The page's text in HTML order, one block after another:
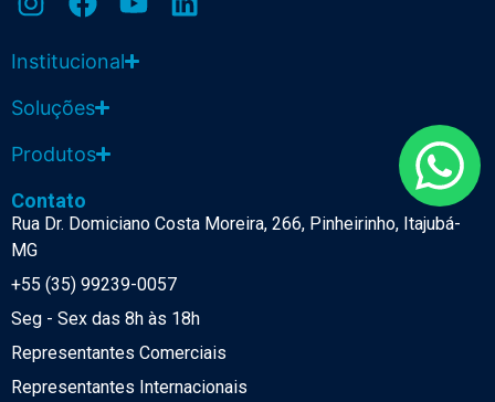
Institucional
Soluções
Produtos
Contato
Rua Dr. Domiciano Costa Moreira, 266, Pinheirinho, Itajubá-
MG
+55 (35) 99239-0057
Seg - Sex das 8h às 18h
Representantes Comerciais
Representantes Internacionais